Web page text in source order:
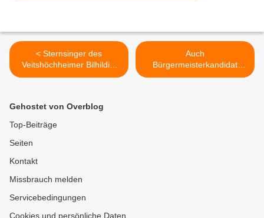
< Sternsinger des
Veitshöchheimer Bilhildis-
Kindergartens segneten
Neujahrswünsche
Auch
Bürgermeisterkandidat
Jürgen Götz und die
Gehostet von Overblog
Top-Beiträge
Seiten
Kontakt
Missbrauch melden
Servicebedingungen
Cookies und persönliche Daten